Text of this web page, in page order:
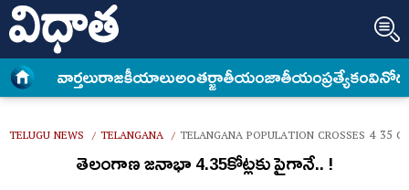
వార్త‌లురాజకీయాలుఅంత‌ర్జాతీయంజాతీయంప్రత్యేకం
TELUGU NEWS / TELANGANA / TELANGANA POPULATION CROSSES 4 35
తెలంగాణ జనాభా 4.35కోట్లకు పైగానే.. !